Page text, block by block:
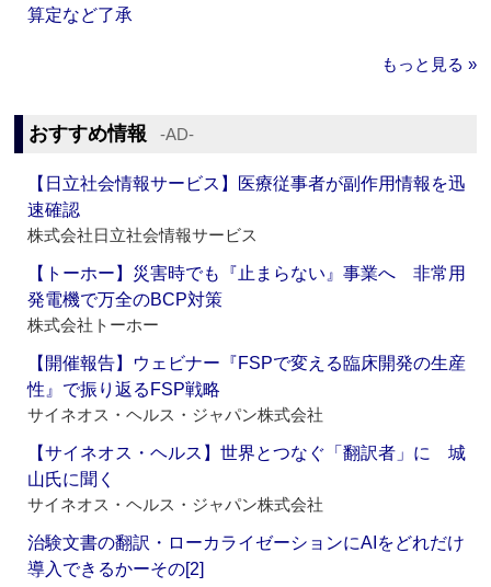
算定など了承
もっと見る »
おすすめ情報 ‐AD‐
【日立社会情報サービス】医療従事者が副作用情報を迅
速確認
株式会社日立社会情報サービス
【トーホー】災害時でも『止まらない』事業へ 非常用
発電機で万全のBCP対策
株式会社トーホー
【開催報告】ウェビナー『FSPで変える臨床開発の生産
性』で振り返るFSP戦略
サイネオス・ヘルス・ジャパン株式会社
【サイネオス・ヘルス】世界とつなぐ「翻訳者」に 城
山氏に聞く
サイネオス・ヘルス・ジャパン株式会社
治験文書の翻訳・ローカライゼーションにAIをどれだけ
導入できるかーその[2]